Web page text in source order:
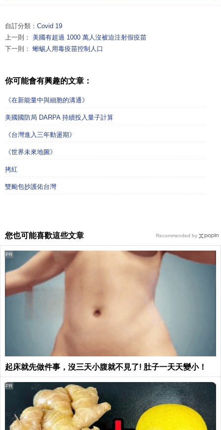
自訂分類： Covid 19
上一則： 美國有超過 1000 萬人沒被迫注射假疫苗
下一則： 蜥蜴人用毒疫苗控制人口
你可能會有興趣的文章：
《在新能量中與細胞的溝通》
美國國防局 DARPA 持續投入量子計算
《台灣進入三年動盪期》
《世界未來地圖》
拷紅
雙颱包抄護佑台灣
您也可能喜歡這些文章
起床就先做件事，沒三天小腹就不見了! 肚子一天天變小！
PR
PR
Recommended by